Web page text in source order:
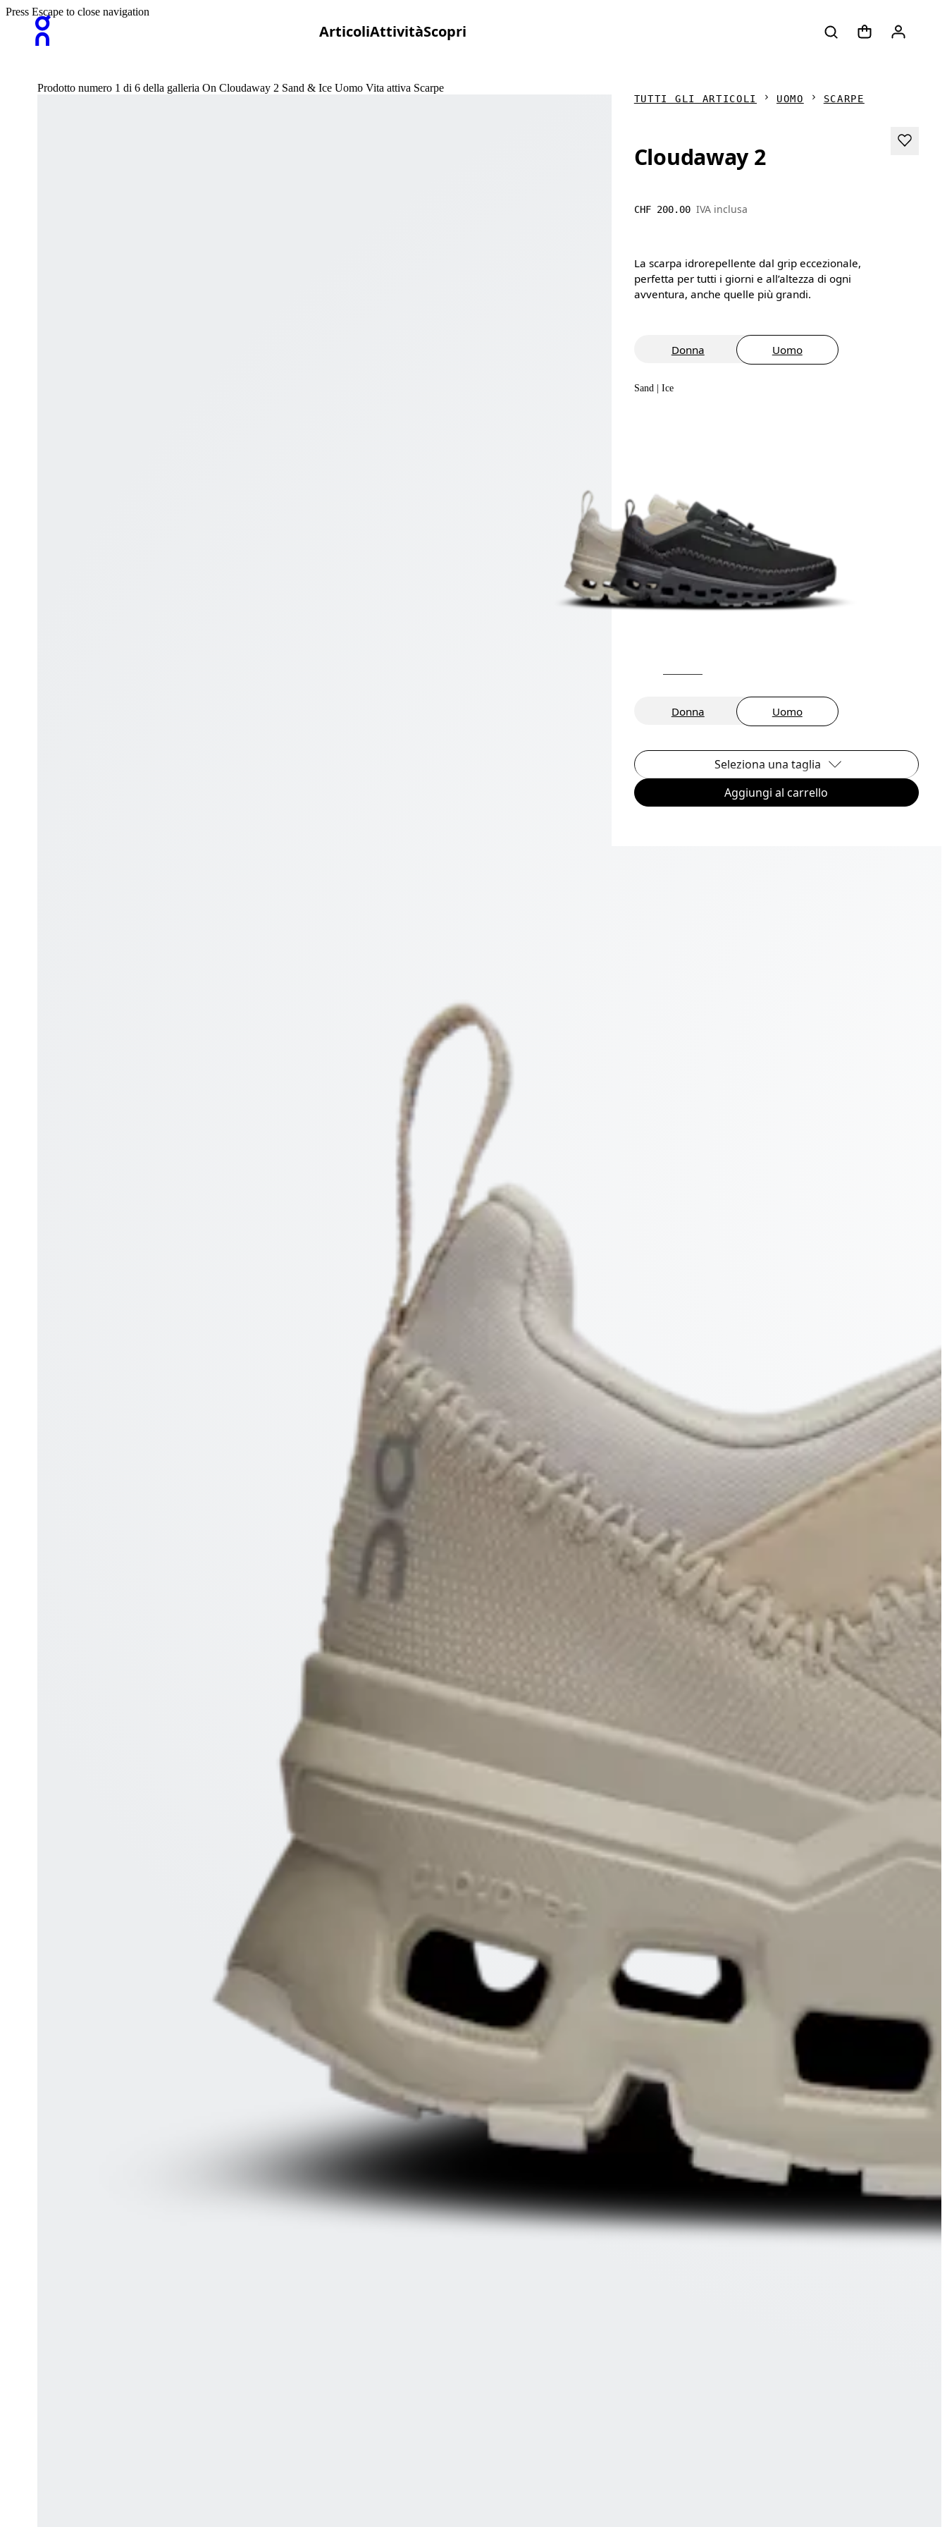
ArticoliAttivitàScopri
Press Escape to close navigation
Prodotto numero 1 di 6 della galleria On Cloudaway 2 Sand & Ice Uomo Vita attiva Scarpe
TUTTI GLI ARTICOLI UOMO SCARPE
Cloudaway 2
CHF 200.00 IVA inclusa
La scarpa idrorepellente dal grip eccezionale,
perfetta per tutti i giorni e all’altezza di ogni
avventura, anche quelle più grandi.
Donna Uomo
Sand | Ice
Donna Uomo
Seleziona una taglia
Aggiungi al carrello